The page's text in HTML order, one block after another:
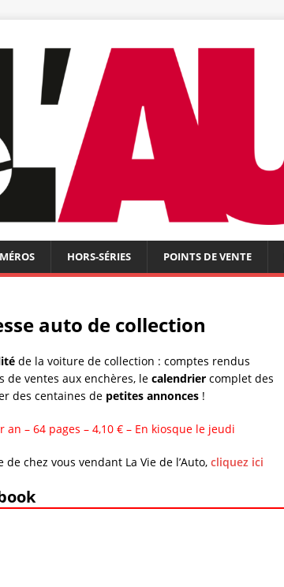
HORS-SÉRIES POINTS DE VENTE
auto de collection
de la voiture de collection : comptes rendus
de ventes aux enchères, lecalendriercomplet des
des centaines de petites annonces !
– 64 pages – 4,10 € – En kiosque le jeudi
chez vous vendant La Vie de l’Auto, cliquez ici